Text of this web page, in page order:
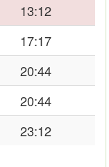
13:12
17:17
20:44
20:44
23:12